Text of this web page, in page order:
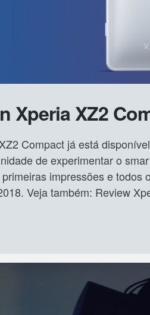
Xperia XZ2
Compact já está
de experimentar o
impressões e todos
Veja também: Review